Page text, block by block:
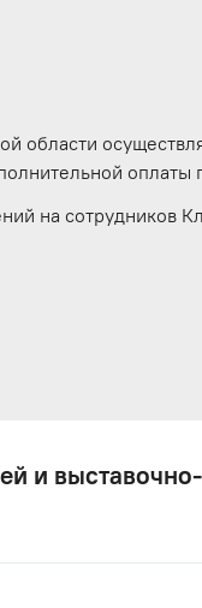
области
оплаты
на сотрудников
и выставочно-